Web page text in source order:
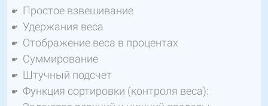
Простое взвешивание
Удержания веса
Отображение веса в процентах
Суммирование
Штучный подсчет
Функция сортировки (контроля веса):